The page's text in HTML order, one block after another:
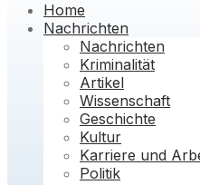
Home
Nachrichten
Nachrichten
Kriminalität
Artikel
Wissenschaft
Geschichte
Kultur
Karriere und
Politik